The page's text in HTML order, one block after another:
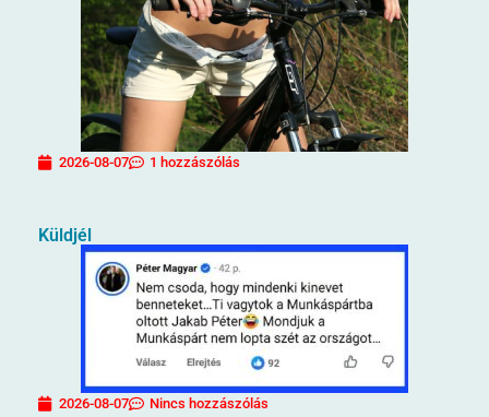
2026-08-07 1 hozzászólás
Küldjél
2026-08-07 Nincs hozzászólás